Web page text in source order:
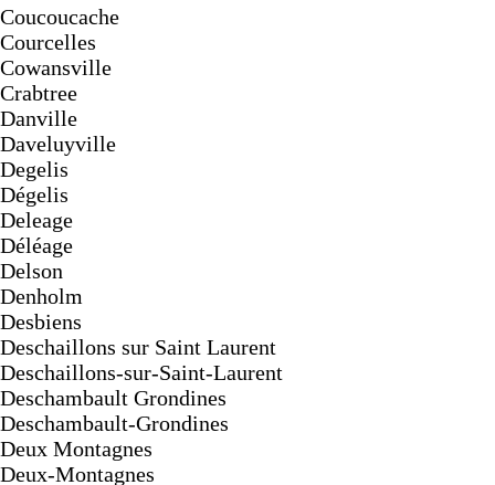
Coucoucache
Courcelles
Cowansville
Crabtree
Danville
Daveluyville
Degelis
Dégelis
Deleage
Déléage
Delson
Denholm
Desbiens
Deschaillons sur Saint Laurent
Deschaillons-sur-Saint-Laurent
Deschambault Grondines
Deschambault-Grondines
Deux Montagnes
Deux-Montagnes